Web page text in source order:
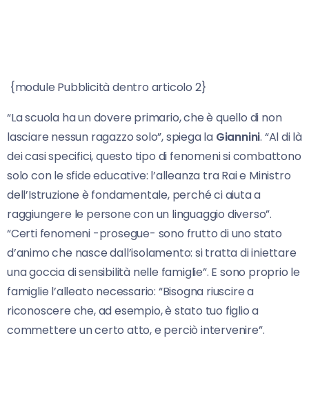
{module Pubblicità dentro articolo 2}
“La scuola ha un dovere primario, che è quello di non
lasciare nessun ragazzo solo”, spiega la Giannini. “Al di là
dei casi specifici, questo tipo di fenomeni si combattono
solo con le sfide educative: l’alleanza tra Rai e Ministro
dell’Istruzione è fondamentale, perché ci aiuta a
raggiungere le persone con un linguaggio diverso”.
“Certi fenomeni -prosegue- sono frutto di uno stato
d’animo che nasce dall’isolamento: si tratta di iniettare
una goccia di sensibilità nelle famiglie”. E sono proprio le
famiglie l’alleato necessario: “Bisogna riuscire a
riconoscere che, ad esempio, è stato tuo figlio a
commettere un certo atto, e perciò intervenire”.